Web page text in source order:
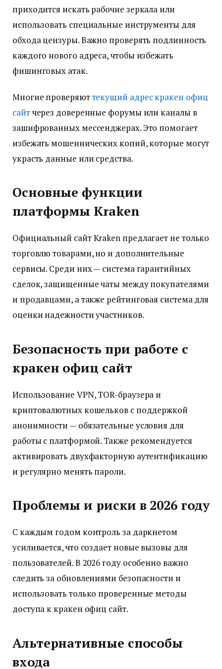
приходится искать рабочие зеркала или
использовать специальные инструменты для
обхода цензуры. Важно проверять подлинность
каждого нового адреса, чтобы избежать
фишинговых атак.
Многие проверяюттекущий адрес кракен офиц
сайтчерез доверенные форумы или каналы в
зашифрованных мессенджерах. Это помогает
избежать мошеннических копий, которые могут
украсть данные или средства.
Основные функции
платформы Kraken
Официальный сайт Kraken предлагает не только
торговлю товарами, но и дополнительные
сервисы. Среди них — система гарантийных
сделок, защищенные чаты между покупателями
и продавцами, а также рейтинговая система для
оценки надежности участников.
Безопасность при работе с
кракен офиц сайт
Использование VPN, TOR-браузера и
криптовалютных кошельков с поддержкой
анонимности — обязательные условия для
работы с платформой. Также рекомендуется
активировать двухфакторную аутентификацию
и регулярно менять пароли.
Проблемы и риски в 2026 году
С каждым годом контроль за даркнетом
усиливается, что создает новые вызовы для
пользователей. В 2026 году особенно важно
следить за обновлениями безопасности и
использовать только проверенные методы
доступа к кракен офиц сайт.
Альтернативные способы
входа